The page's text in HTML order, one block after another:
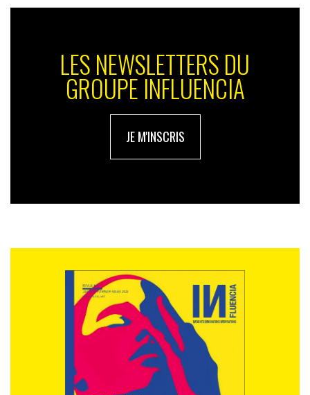
LES NEWSLETTERS DU
GROUPE INFLUENCIA
JE M'INSCRIS